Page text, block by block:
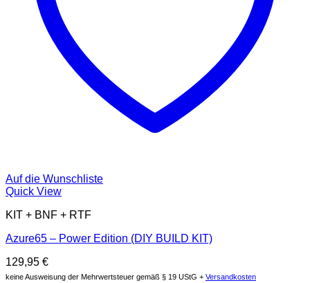
Auf die Wunschliste
Quick View
KIT + BNF + RTF
Azure65 – Power Edition (DIY BUILD KIT)
129,95 €
keine Ausweisung der Mehrwertsteuer gemäß § 19 UStG + Versandkosten